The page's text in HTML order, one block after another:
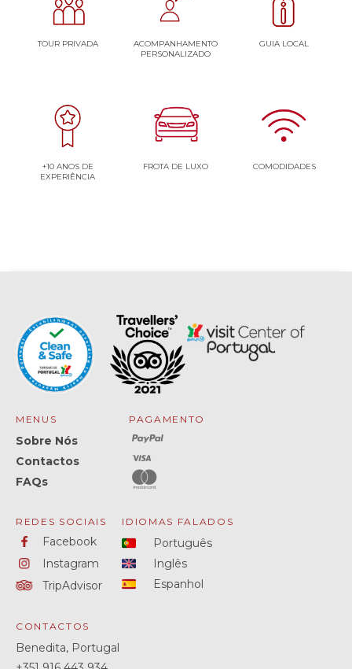
TOUR PRIVADA
ACOMPANHAMENTO
PERSONALIZADO
GUIA LOCAL
+10 ANOS DE
EXPERIÊNCIA
FROTA DE LUXO COMODIDADES
MENUS
Sobre Nós
Contactos
FAQs
PAGAMENTO
REDES SOCIAIS
Facebook
Instagram
TripAdvisor
IDIOMAS FALADOS
Português
Inglês
Espanhol
CONTACTOS
Benedita, Portugal